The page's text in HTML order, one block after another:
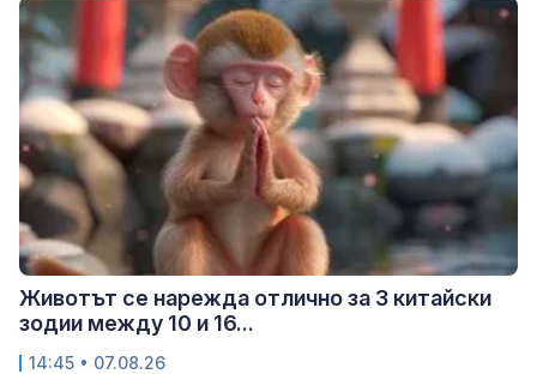
Животът се нарежда отлично за 3 китайски
зодии между 10 и 16...
14:45 • 07.08.26